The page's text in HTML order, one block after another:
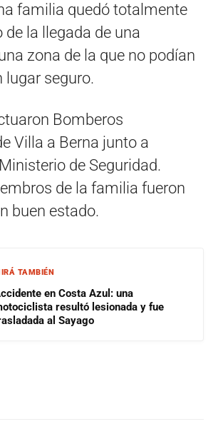
familia quedó totalmente
de la llegada de una
zona de la que no podían
lugar seguro.
Bomberos
Villa a Berna junto a
de Seguridad.
de la familia fueron
buen estado.
TAMBIÉN
en Costa Azul: una
resultó lesionada y fue
al Sayago